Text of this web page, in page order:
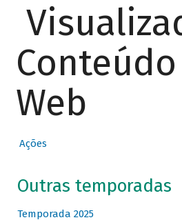
Web
Ações
Outras temporadas
Temporada 2025